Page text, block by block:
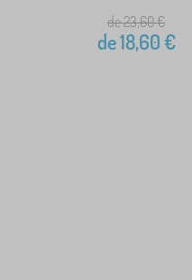
de 23,60€
de18,60€